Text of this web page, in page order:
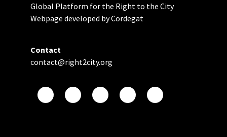
Global Platform for the Right to the City
Webpage developed by Cordegat
Contact
contact@right2city.org